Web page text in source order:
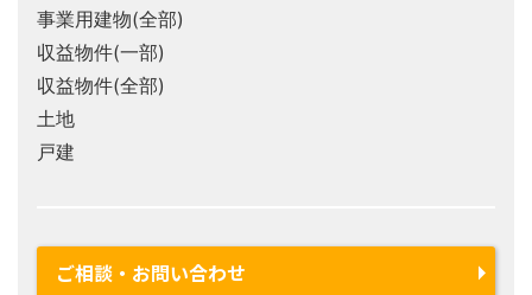
事業用建物(全部)
収益物件(一部)
収益物件(全部)
土地
戸建
ご相談・お問い合わせ